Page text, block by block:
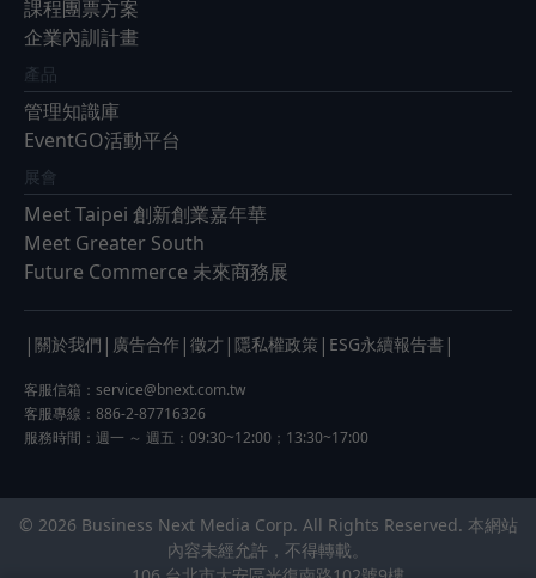
課程團票方案
企業內訓計畫
產品
管理知識庫
EventGO活動平台
展會
Meet Taipei 創新創業嘉年華
Meet Greater South
Future Commerce 未來商務展
| 關於我們 | 廣告合作 | 徵才 | 隱私權政策 | ESG永續報告書 |
客服信箱： service@bnext.com.tw
客服專線：886-2-87716326
服務時間：週一 ～ 週五：09:30~12:00；13:30~17:00
© 2026 Business Next Media Corp. All Rights Reserved. 本網站
內容未經允許，不得轉載。